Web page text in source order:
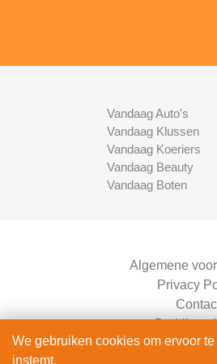
Vandaag Auto's
Vandaag Klussen
Vandaag Koeriers
Vandaag Beauty
Vandaag Boten
Algemene
Privacy
Bedrijven
We gebruiken cookies om ervoor
instemt.